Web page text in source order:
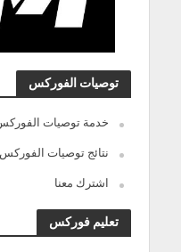
توصيات الفوركس
خدمة توصيات
نتائج توصيات الفوركس
اشترك معنا
تعليم فوركس